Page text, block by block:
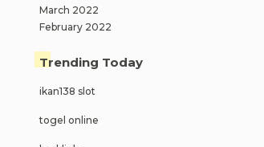
March 2022
February 2022
Trending Today
ikan138 slot
togel online